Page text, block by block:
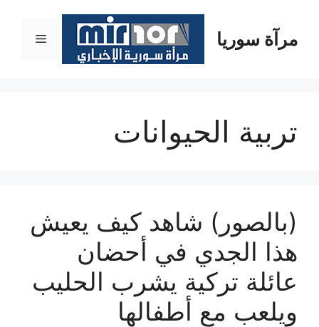
المحتوىمرآة سوريا القائمة
تربية الحيوانات
(بالصور) شاهد كيف يعيش
هذا الجدي في أحضان
عائلة تركية يشرب الحليب
ويلعب مع أطفالها